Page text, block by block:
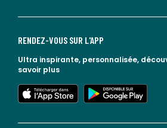
RENDEZ-VOUS SUR L'APP
Ultra inspirante, personnalisée,
savoir plus
lien vers l'app store
lien vers google play